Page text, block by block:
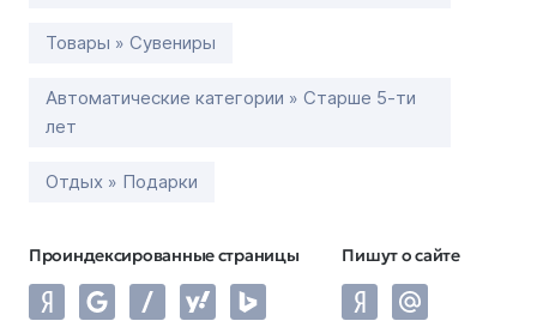
Товары » Сувениры
Автоматические категории » Старше 5-ти
лет
Отдых » Подарки
Проиндексированные страницы Пишут о сайте